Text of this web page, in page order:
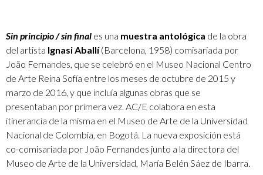
Sin principio / sin final es una muestra antológica de la obra
del artista Ignasi Aballí(Barcelona, 1958) comisariada por
João Fernandes, que se celebró en el Museo Nacional Centro
de Arte Reina Sofía entre los meses de octubre de 2015 y
marzo de 2016, y que incluía algunas obras que se
presentaban por primera vez. AC/E colabora en esta
itinerancia de la misma en el Museo de Arte de la Universidad
Nacional de Colombia, en Bogotá. La nueva exposición está
co-comisariada por João Fernandes junto a la directora del
Museo de Arte de la Universidad, María Belén Sáez de Ibarra.